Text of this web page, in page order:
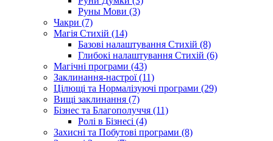
Руны Мови (3)
Чакри (7)
Магія Стихій (14)
Базові налаштування Стихій (8)
Глибокі налаштування Стихій (6)
Магічні програми (43)
Заклинання-настрої (11)
Цілющі та Нормалізуючі програми (29)
Вищі заклинання (7)
Бізнес та Благополуччя (11)
Ролі в Бізнесі (4)
Захисні та Побутові програми (8)